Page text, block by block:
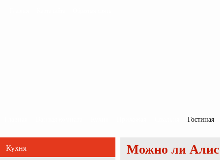
Гостиная
Кухня
Можно ли